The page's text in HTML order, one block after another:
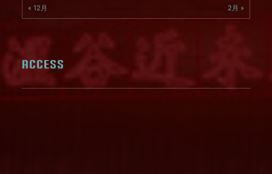
« 12月 2月 »
ACCESS